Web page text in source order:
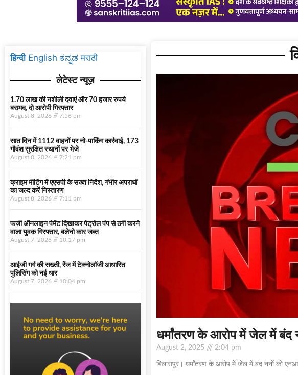
हिन्दी English ಕನ್ನಡ मराठी
लेटेस्ट न्यूज़
1.70 लाख की नशीली दवाएं और 70 हजार रुपये
बरामद, दो आरोपी गिरफ्तार
August 8, 2026 7:56 pm
सात दिन में 1112 वाहनों पर नो-पार्किंग कार्रवाई, 173
गौवंश सुरक्षित स्थानों पर भेजे
August 8, 2026 7:21 pm
क्राइम मीटिंग में एएसपी के सख्त निर्देश, गंभीर अपराधों
का जल्द करें निस्तारण
August 8, 2026 7:11 pm
फर्जी ऑनलाइन पेमेंट दिखाकर पेट्रोल पंप से ठगी करने
वाला युवक गिरफ्तार, बलेनो कार जब्त
August 7, 2026 10:17 pm
आईजी गर्ग की सख्ती, रेंज में टेक्नोलॉजी आधारित
पुलिसिंग को नई धार
August 7, 2026 10:04 pm
धर्मांतरण के आरोप में जेल में बंद
August 2, 2025 2:04 pm
बिलासपुर। धर्मांतरण के आरोप में जेल में बंद ननों को